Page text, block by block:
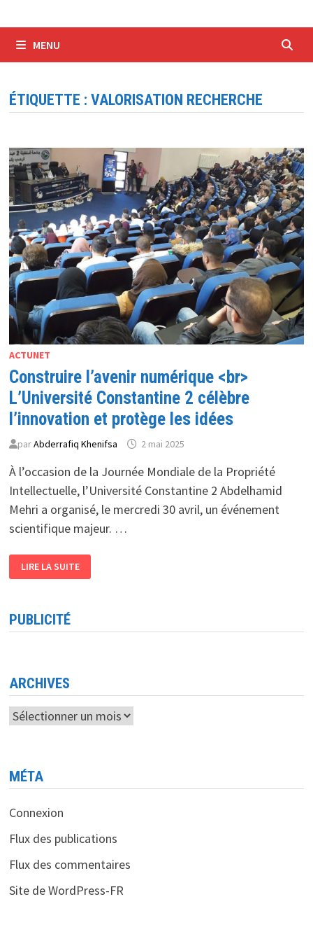
MENU
ÉTIQUETTE : VALORISATION RECHERCHE
ACTUNET
Construire l’avenir numérique <br>
L’Université Constantine 2 célèbre
l’innovation et protège les idées
parAbderrafiq Khenifsa 2 mai 2025
À l’occasion de la Journée Mondiale de la Propriété
Intellectuelle, l’Université Constantine 2 Abdelhamid
Mehri a organisé, le mercredi 30 avril, un événement
scientifique majeur. …
L’AVENIR
NUMÉRIQUE
CONSTANTINE
2
CÉLÈBRE
IDÉES
LIRE LA SUITE
PUBLICITÉ
ARCHIVES
Archives
MÉTA
Connexion
Flux des publications
Flux des commentaires
Site de WordPress-FR